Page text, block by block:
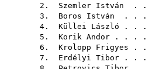
2. Szemler István . .
3. Boros István . .
4. Küllei László . .
5. Korik Andor . . .
6. Krolopp Frigyes .
7. Erdélyi Tibor . .